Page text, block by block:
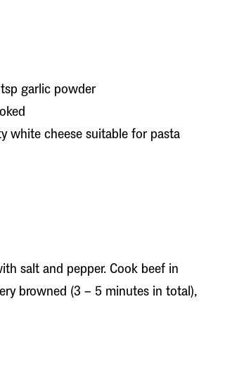
garlic powder
white cheese suitable for pasta
salt and pepper. Cook beef in
browned (3 – 5 minutes in total),